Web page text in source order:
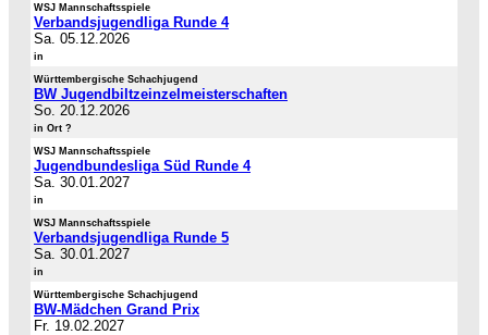
WSJ Mannschaftsspiele
Verbandsjugendliga Runde 4
Sa. 05.12.2026
in
Württembergische Schachjugend
BW Jugendbiltzeinzelmeisterschaften
So. 20.12.2026
in Ort ?
WSJ Mannschaftsspiele
Jugendbundesliga Süd Runde 4
Sa. 30.01.2027
in
WSJ Mannschaftsspiele
Verbandsjugendliga Runde 5
Sa. 30.01.2027
in
Württembergische Schachjugend
BW-Mädchen Grand Prix
Fr. 19.02.2027